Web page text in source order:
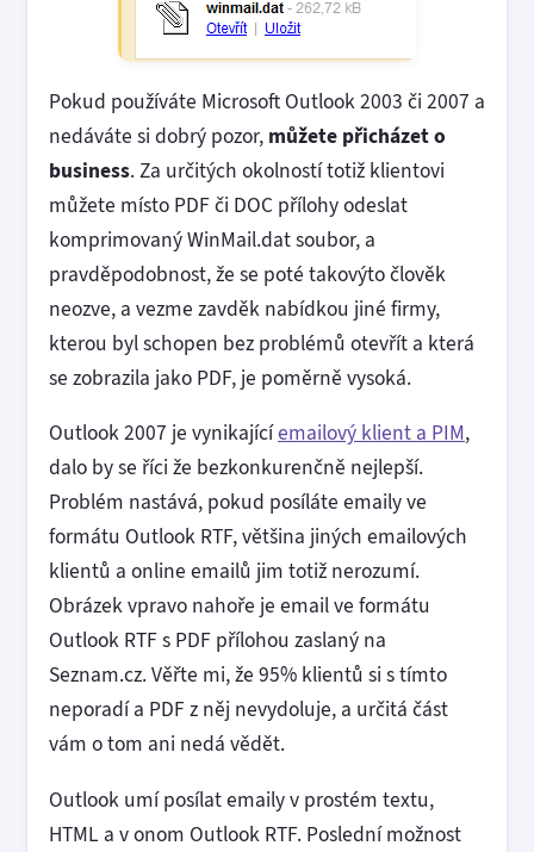
Pokud používáte Microsoft Outlook 2003 či 2007 a
nedáváte si dobrý pozor, můžete přicházet o
business. Za určitých okolností totiž klientovi
můžete místo PDF či DOC přílohy odeslat
komprimovaný WinMail.dat soubor, a
pravděpodobnost, že se poté takovýto člověk
neozve, a vezme zavděk nabídkou jiné firmy,
kterou byl schopen bez problémů otevřít a která
se zobrazila jako PDF, je poměrně vysoká.
Outlook 2007 je vynikajícíemailový klient a PIM,
dalo by se říci že bezkonkurenčně nejlepší.
Problém nastává, pokud posíláte emaily ve
formátu Outlook RTF, většina jiných emailových
klientů a online emailů jim totiž nerozumí.
Obrázek vpravo nahoře je email ve formátu
Outlook RTF s PDF přílohou zaslaný na
Seznam.cz. Věřte mi, že 95% klientů si s tímto
neporadí a PDF z něj nevydoluje, a určitá část
vám o tom ani nedá vědět.
Outlook umí posílat emaily v prostém textu,
HTML a v onom Outlook RTF. Poslední možnost